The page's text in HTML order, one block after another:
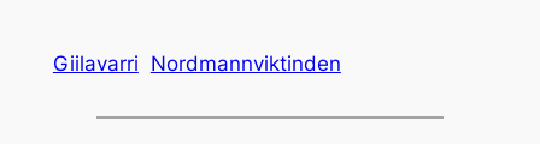
Giilavarri Nordmannviktinden